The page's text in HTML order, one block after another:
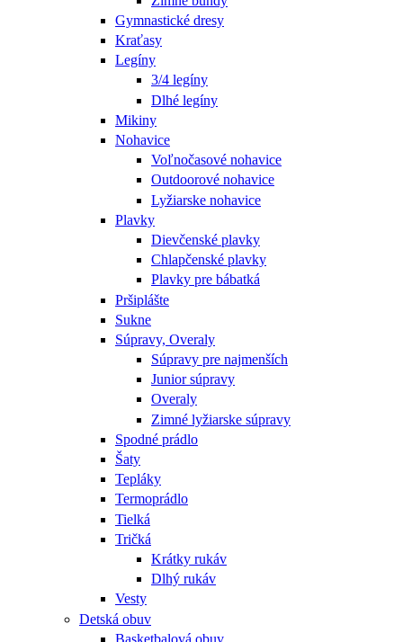
Gymnastické dresy
Kraťasy
Legíny
3/4 legíny
Dlhé legíny
Mikiny
Nohavice
Voľnočasové nohavice
Outdoorové nohavice
Lyžiarske nohavice
Plavky
Dievčenské plavky
Chlapčenské plavky
Plavky pre bábatká
Pršiplášte
Sukne
Súpravy, Overaly
Súpravy pre najmenších
Junior súpravy
Overaly
Zimné lyžiarske súpravy
Spodné prádlo
Šaty
Tepláky
Termoprádlo
Tielká
Tričká
Krátky rukáv
Dlhý rukáv
Vesty
Detská obuv
Basketbalová obuv